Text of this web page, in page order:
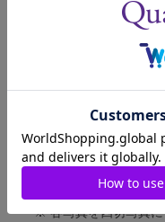
短辺
短辺
短辺
写真のサイズにつきまし
※ 各写真を四切写真に